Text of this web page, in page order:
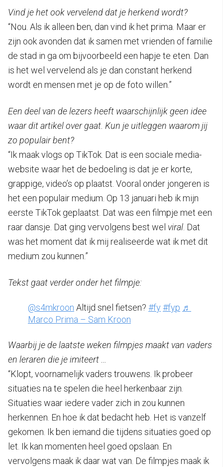
Vind je het ook vervelend dat je herkend wordt?
“Nou. Als ik alleen ben, dan vind ik het prima. Maar er
zijn ook avonden dat ik samen met vrienden of familie
de stad in ga om bijvoorbeeld een hapje te eten. Dan
is het wel vervelend als je dan constant herkend
wordt en mensen met je op de foto willen.”
Een deel van de lezers heeft waarschijnlijk geen idee
waar dit artikel over gaat. Kun je uitleggen waarom jij
zo populair bent?
“Ik maak vlogs op TikTok. Dat is een sociale media-
website waar het de bedoeling is dat je er korte,
grappige, video’s op plaatst. Vooral onder jongeren is
het een populair medium. Op 13 januari heb ik mijn
eerste TikTok geplaatst. Dat was een filmpje met een
raar dansje. Dat ging vervolgens best wel viral. Dat
was het moment dat ik mij realiseerde wat ik met dit
medium zou kunnen.”
Tekst gaat verder onder het filmpje:
@s4mkroon Altijd snel fietsen? #fy #fyp ♬
Marco Prima – Sam Kroon
Waarbij je de laatste weken filmpjes maakt van vaders
en leraren die je imiteert …
“Klopt, voornamelijk vaders trouwens. Ik probeer
situaties na te spelen die heel herkenbaar zijn.
Situaties waar iedere vader zich in zou kunnen
herkennen. En hoe ik dat bedacht heb. Het is vanzelf
gekomen. Ik ben iemand die tijdens situaties goed op
let. Ik kan momenten heel goed opslaan. En
vervolgens maak ik daar wat van. De filmpjes maak ik